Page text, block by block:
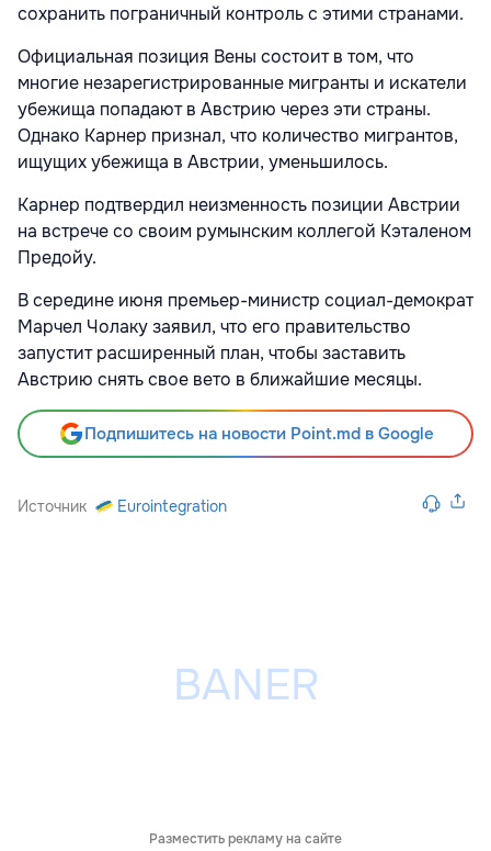
сохранить пограничный контроль с этими странами.
Официальная позиция Вены состоит в том, что
многие незарегистрированные мигранты и искатели
убежища попадают в Австрию через эти страны.
Однако Карнер признал, что количество мигрантов,
ищущих убежища в Австрии, уменьшилось.
Карнер подтвердил неизменность позиции Австрии
на встрече со своим румынским коллегой Кэталеном
Предойу.
В середине июня премьер-министр социал-демократ
Марчел Чолаку заявил, что его правительство
запустит расширенный план, чтобы заставить
Австрию снять свое вето в ближайшие месяцы.
Подпишитесь на новости Point.md в Google
Источник Eurointegration
Разместить рекламу на сайте